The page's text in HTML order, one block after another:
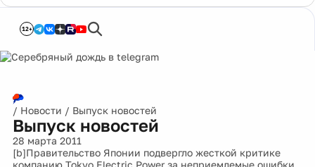
12+
/ Новости / Выпуск новостей
Выпуск новостей
28 марта 2011
[b]Правительство Японии подвергло жесткой критике